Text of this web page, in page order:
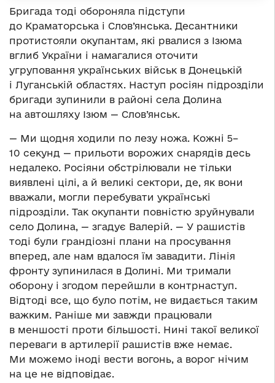
Бригада тоді обороняла підступи
до Краматорська і Слов’янська. Десантники
протистояли окупантам, які рвалися з Ізюма
вглиб України і намагалися оточити
угруповання українських військ в Донецькій
і Луганській областях. Наступ росіян підрозділи
бригади зупинили в районі села Долина
на автошляху Ізюм — Слов’янськ.
— Ми щодня ходили по лезу ножа. Кожні 5–
10 секунд — прильоти ворожих снарядів десь
недалеко. Росіяни обстрілювали не тільки
виявлені цілі, а й великі сектори, де, як вони
вважали, могли перебувати українські
підрозділи. Так окупанти повністю зруйнували
село Долина, — згадує Валерій. — У рашистів
тоді були грандіозні плани на просування
вперед, але нам вдалося їм завадити. Лінія
фронту зупинилася в Долині. Ми тримали
оборону і згодом перейшли в контрнаступ.
Відтоді все, що було потім, не видається таким
важким. Раніше ми завжди працювали
в меншості проти більшості. Нині такої великої
переваги в артилерії рашистів вже немає.
Ми можемо іноді вести вогонь, а ворог нічим
на це не відповідає.